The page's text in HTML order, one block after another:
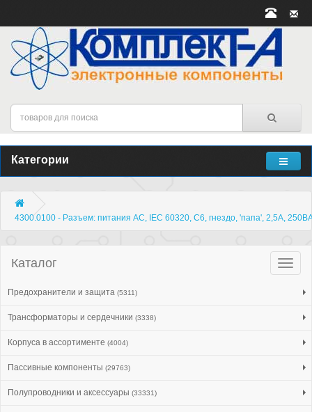
Категории
4300.0100 - Разъем: питания AC, IEC 60320, C6, гнездо, 'папа', 2,5А,
Каталог
Предохранители и защита (5311)
Трансформаторы и сердечники (3338)
Корпуса в ассортименте (4004)
Пассивные компоненты (29763)
Полупроводники и аксессуары (33331)